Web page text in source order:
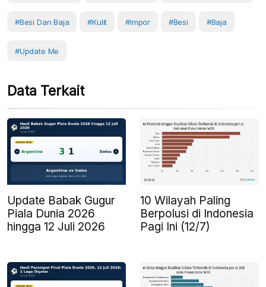
#Besi Dan Baja #Kulit #Impor #Besi #Baja
#Update Me
Data Terkait
Update Babak Gugur
Piala Dunia 2026
hingga 12 Juli 2026
10 Wilayah Paling
Berpolusi di Indonesia
Pagi Ini (12/7)